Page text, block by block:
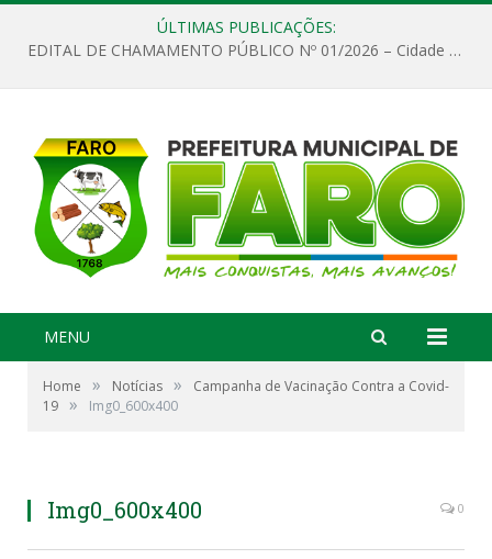
ÚLTIMAS PUBLICAÇÕES:
EDITAL DE CHAMAMENTO PÚBLICO Nº 01/2026 – Cidade de Faro
MENU
Home » Notícias »
Campanha de Vacinação Contra a Covid-
19 » Img0_600x400
Img0_600x400 0